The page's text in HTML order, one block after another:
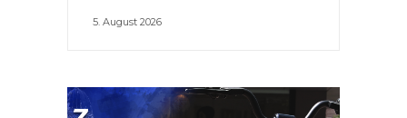
5. August 2026